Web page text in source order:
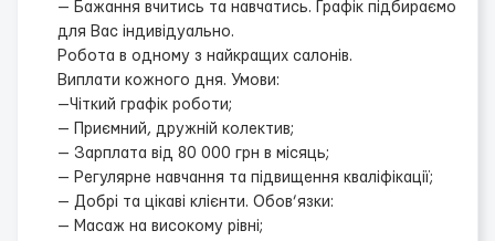
— Бажання вчитись та навчатись.
Графік підбираємо
для Вас індивідуально.
Робота в одному з найкращих салонів.
Виплати кожного дня. Умови:
—Чіткий графік роботи;
— Приємний, дружній колектив;
— Зарплата від 80 000 грн в місяць;
— Регулярне навчання та підвищення кваліфікації;
— Добрі та цікаві клієнти. Обов’язки:
— Масаж на високому рівні;